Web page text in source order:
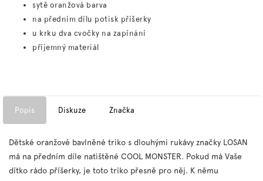
sytě oranžová barva
na předním dílu potisk příšerky
u krku dva cvočky na zapínání
příjemný materiál
Popis Diskuze Značka
Dětské oranžové bavlněné triko s dlouhými rukávy značky LOSAN
má na předním díle natištěné COOL MONSTER. Pokud má Vaše
dítko rádo příšerky, je toto triko přesně pro něj. K němu